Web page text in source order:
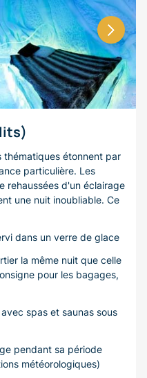
thématiques étonnent par
particulière. Les
rehaussées d'un éclairage
une nuit inoubliable. Ce
dans un verre de glace
la même nuit que celle
pour les bagages,
spas et saunas sous
pendant sa période
météorologiques)